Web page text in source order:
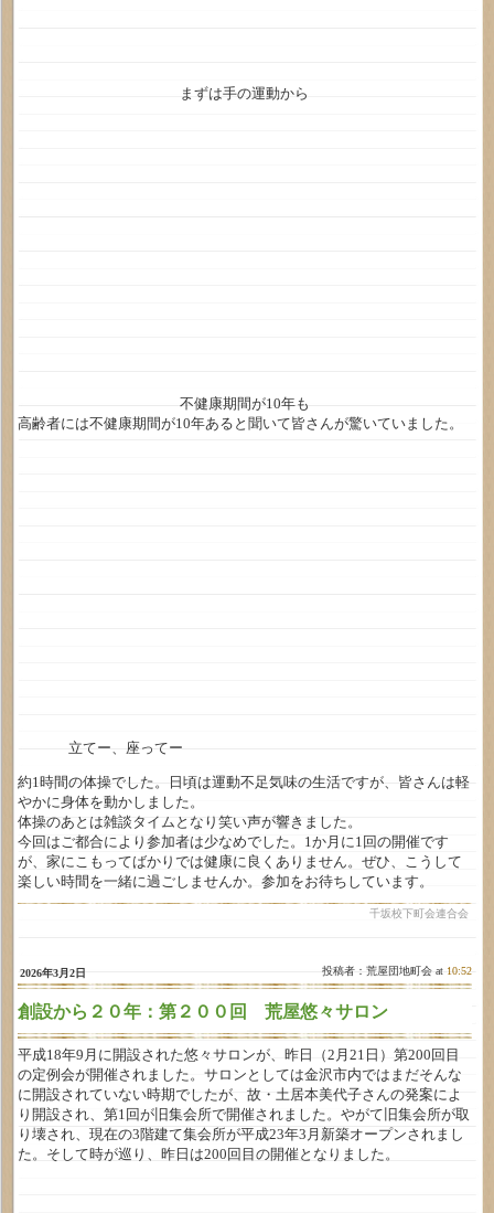
まずは手の運動から
不健康期間が10年も
高齢者には不健康期間が10年あると聞いて皆さんが驚いていました。
立てー、座ってー
約1時間の体操でした。日頃は運動不足気味の生活ですが、皆さんは軽
やかに身体を動かしました。
体操のあとは雑談タイムとなり笑い声が響きました。
今回はご都合により参加者は少なめでした。1か月に1回の開催です
が、家にこもってばかりでは健康に良くありません。ぜひ、こうして
楽しい時間を一緒に過ごしませんか。参加をお待ちしています。
千坂校下町会連合会
2026年3月2日 投稿者：荒屋団地町会 at 10:52
創設から２０年：第２００回 荒屋悠々サロン
平成18年9月に開設された悠々サロンが、昨日（2月21日）第200回目
の定例会が開催されました。サロンとしては金沢市内ではまだそんな
に開設されていない時期でしたが、故・土居本美代子さんの発案によ
り開設され、第1回が旧集会所で開催されました。やがて旧集会所が取
り壊され、現在の3階建て集会所が平成23年3月新築オープンされまし
た。そして時が巡り、昨日は200回目の開催となりました。